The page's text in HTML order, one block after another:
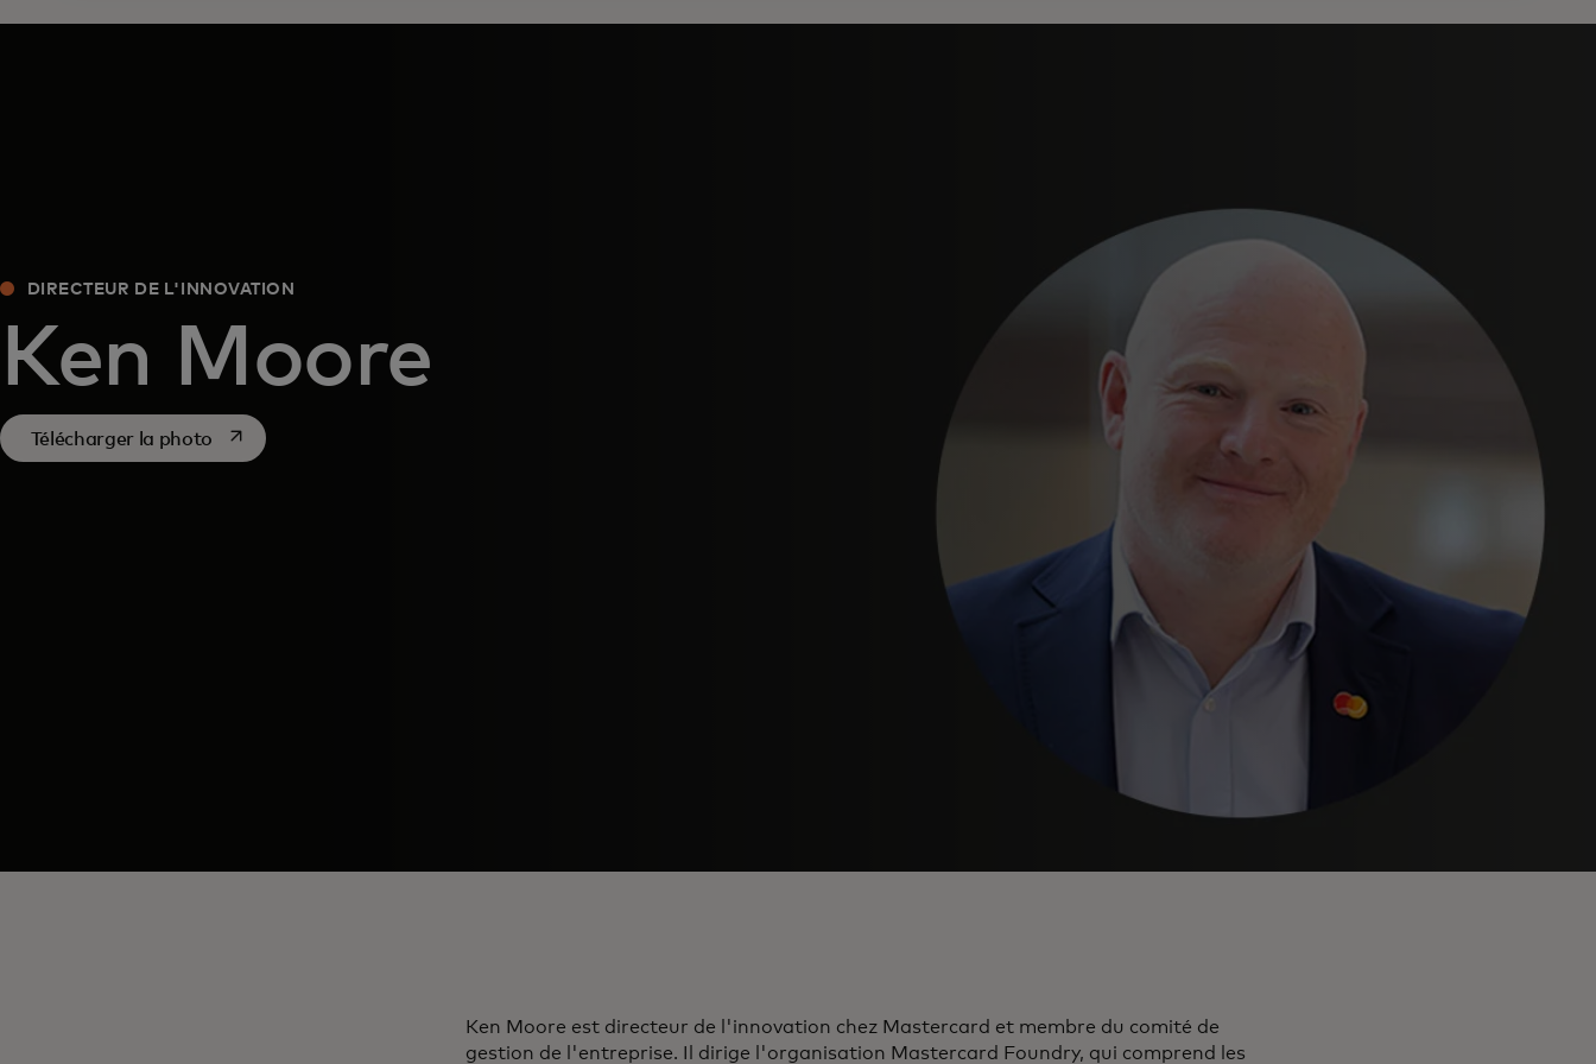
DIRECTEUR DE L'INNOVATION
Ken Moore
Télécharger la photo s’ouvre dans un nouvel onglet
Ken Moore est directeur de l'innovation chez Mastercard et membre du comité de
gestion de l'entreprise. Il dirige l'organisation Mastercard Foundry, qui comprend les